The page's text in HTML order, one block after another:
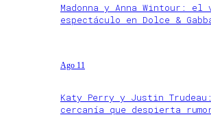
Madonna y Anna Wintour: el
espectáculo en Dolce &
Ago 11
Katy Perry y Justin
cercanía que despierta